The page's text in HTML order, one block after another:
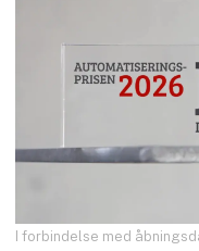
I forbindelse med